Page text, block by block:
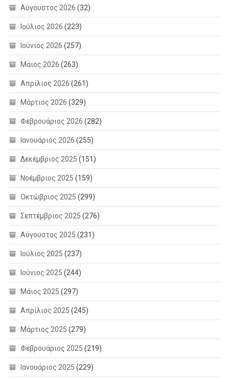
Αύγουστος 2026 (32)
Ιούλιος 2026 (223)
Ιούνιος 2026 (257)
Μάιος 2026 (263)
Απρίλιος 2026 (261)
Μάρτιος 2026 (329)
Φεβρουάριος 2026 (282)
Ιανουάριος 2026 (255)
Δεκέμβριος 2025 (151)
Νοέμβριος 2025 (159)
Οκτώβριος 2025 (299)
Σεπτέμβριος 2025 (276)
Αύγουστος 2025 (231)
Ιούλιος 2025 (237)
Ιούνιος 2025 (244)
Μάιος 2025 (297)
Απρίλιος 2025 (245)
Μάρτιος 2025 (279)
Φεβρουάριος 2025 (219)
Ιανουάριος 2025 (229)